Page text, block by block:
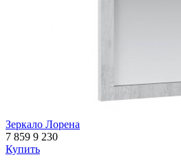
Зеркало Лорена
7 859 9 230
Купить